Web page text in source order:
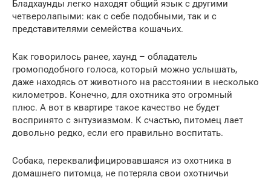
Бладхаунды легко находят общий язык с другими
четверолапыми: как с себе подобными, так и с
представителями семейства кошачьих.
Как говорилось ранее, хаунд – обладатель
громоподобного голоса, который можно услышать,
даже находясь от животного на расстоянии в несколько
километров. Конечно, для охотника это огромный
плюс. А вот в квартире такое качество не будет
воспринято с энтузиазмом. К счастью, питомец лает
довольно редко, если его правильно воспитать.
Собака, переквалифицировавшаяся из охотника в
домашнего питомца, не потеряла свои охотничьи